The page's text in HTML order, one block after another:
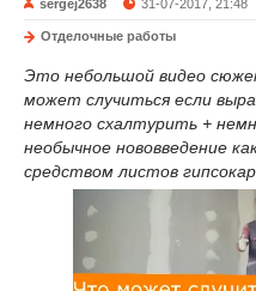
sergej2638 31-07-2017, 21:48
Отделочные работы
Это небольшой видео
может случиться если
немного схалтурить +
необычное нововведение
средством листов